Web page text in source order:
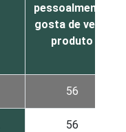
pessoalmente,
gosta de ver o
produto
56
56